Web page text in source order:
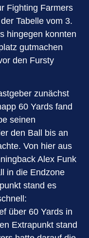
Fighting Farmers
Tabelle vom 3.
hingegen konnten
gutmachen
den Fursty
zunächst
60 Yards fand
seinen
den Ball bis an
Von hier aus
Alex Funk
in die Endzone
stand es
über 60 Yards in
Extrapunkt stand